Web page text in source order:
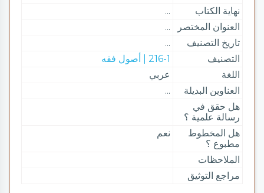
نهاية الكتاب
...
العنوان المختصر
...
تاريخ التصنيف
...
التصنيف
216-1 | أصول فقه
اللغة
عربي
العناوين البديلة
...
هل حقق في
رسالة علمية ؟
هل المخطوط
مطبوع ؟
نعم
الملاحظات
مراجع التوثيق